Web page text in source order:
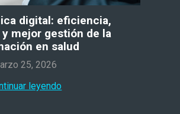
digital: eficiencia,
mejor gestión de la
en salud
25, 2026
leyendo